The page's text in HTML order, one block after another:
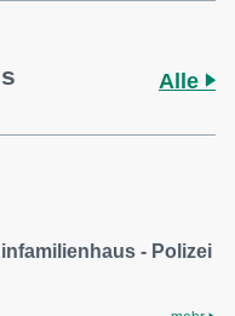
Alle
- Polizei